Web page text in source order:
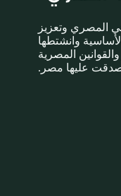
المصري وتعزيز
وانشتطها
المصرية
صدقت عليها مصر.